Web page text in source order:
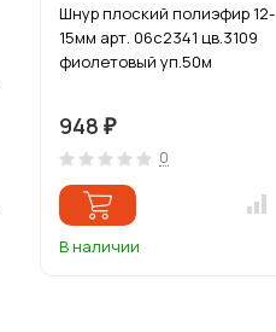
Шнур плоский полиэфир 12-
15мм арт. 06с2341 цв.3109
фиолетовый уп.50м
948 ₽
0
В наличии